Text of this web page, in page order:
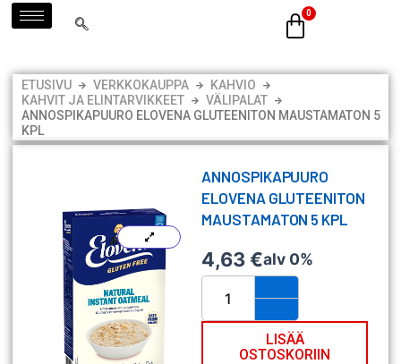
Siirry
sisältöön
ETUSIVU VERKKOKAUPPA
KAHVIO
KAHVIT JA ELINTARVIKKEET
VÄLIPALAT
ANNOSPIKAPUURO ELOVENA GLUTEENITON MAUSTAMATON 5
KPL
ANNOSPIKAPUURO
ELOVENA GLUTEENITON
MAUSTAMATON 5 KPL
4,63€alv 0%
Annospikapuuro
Elovena
gluteeniton
maustamatonLISÄÄ
OSTOSKORIIN